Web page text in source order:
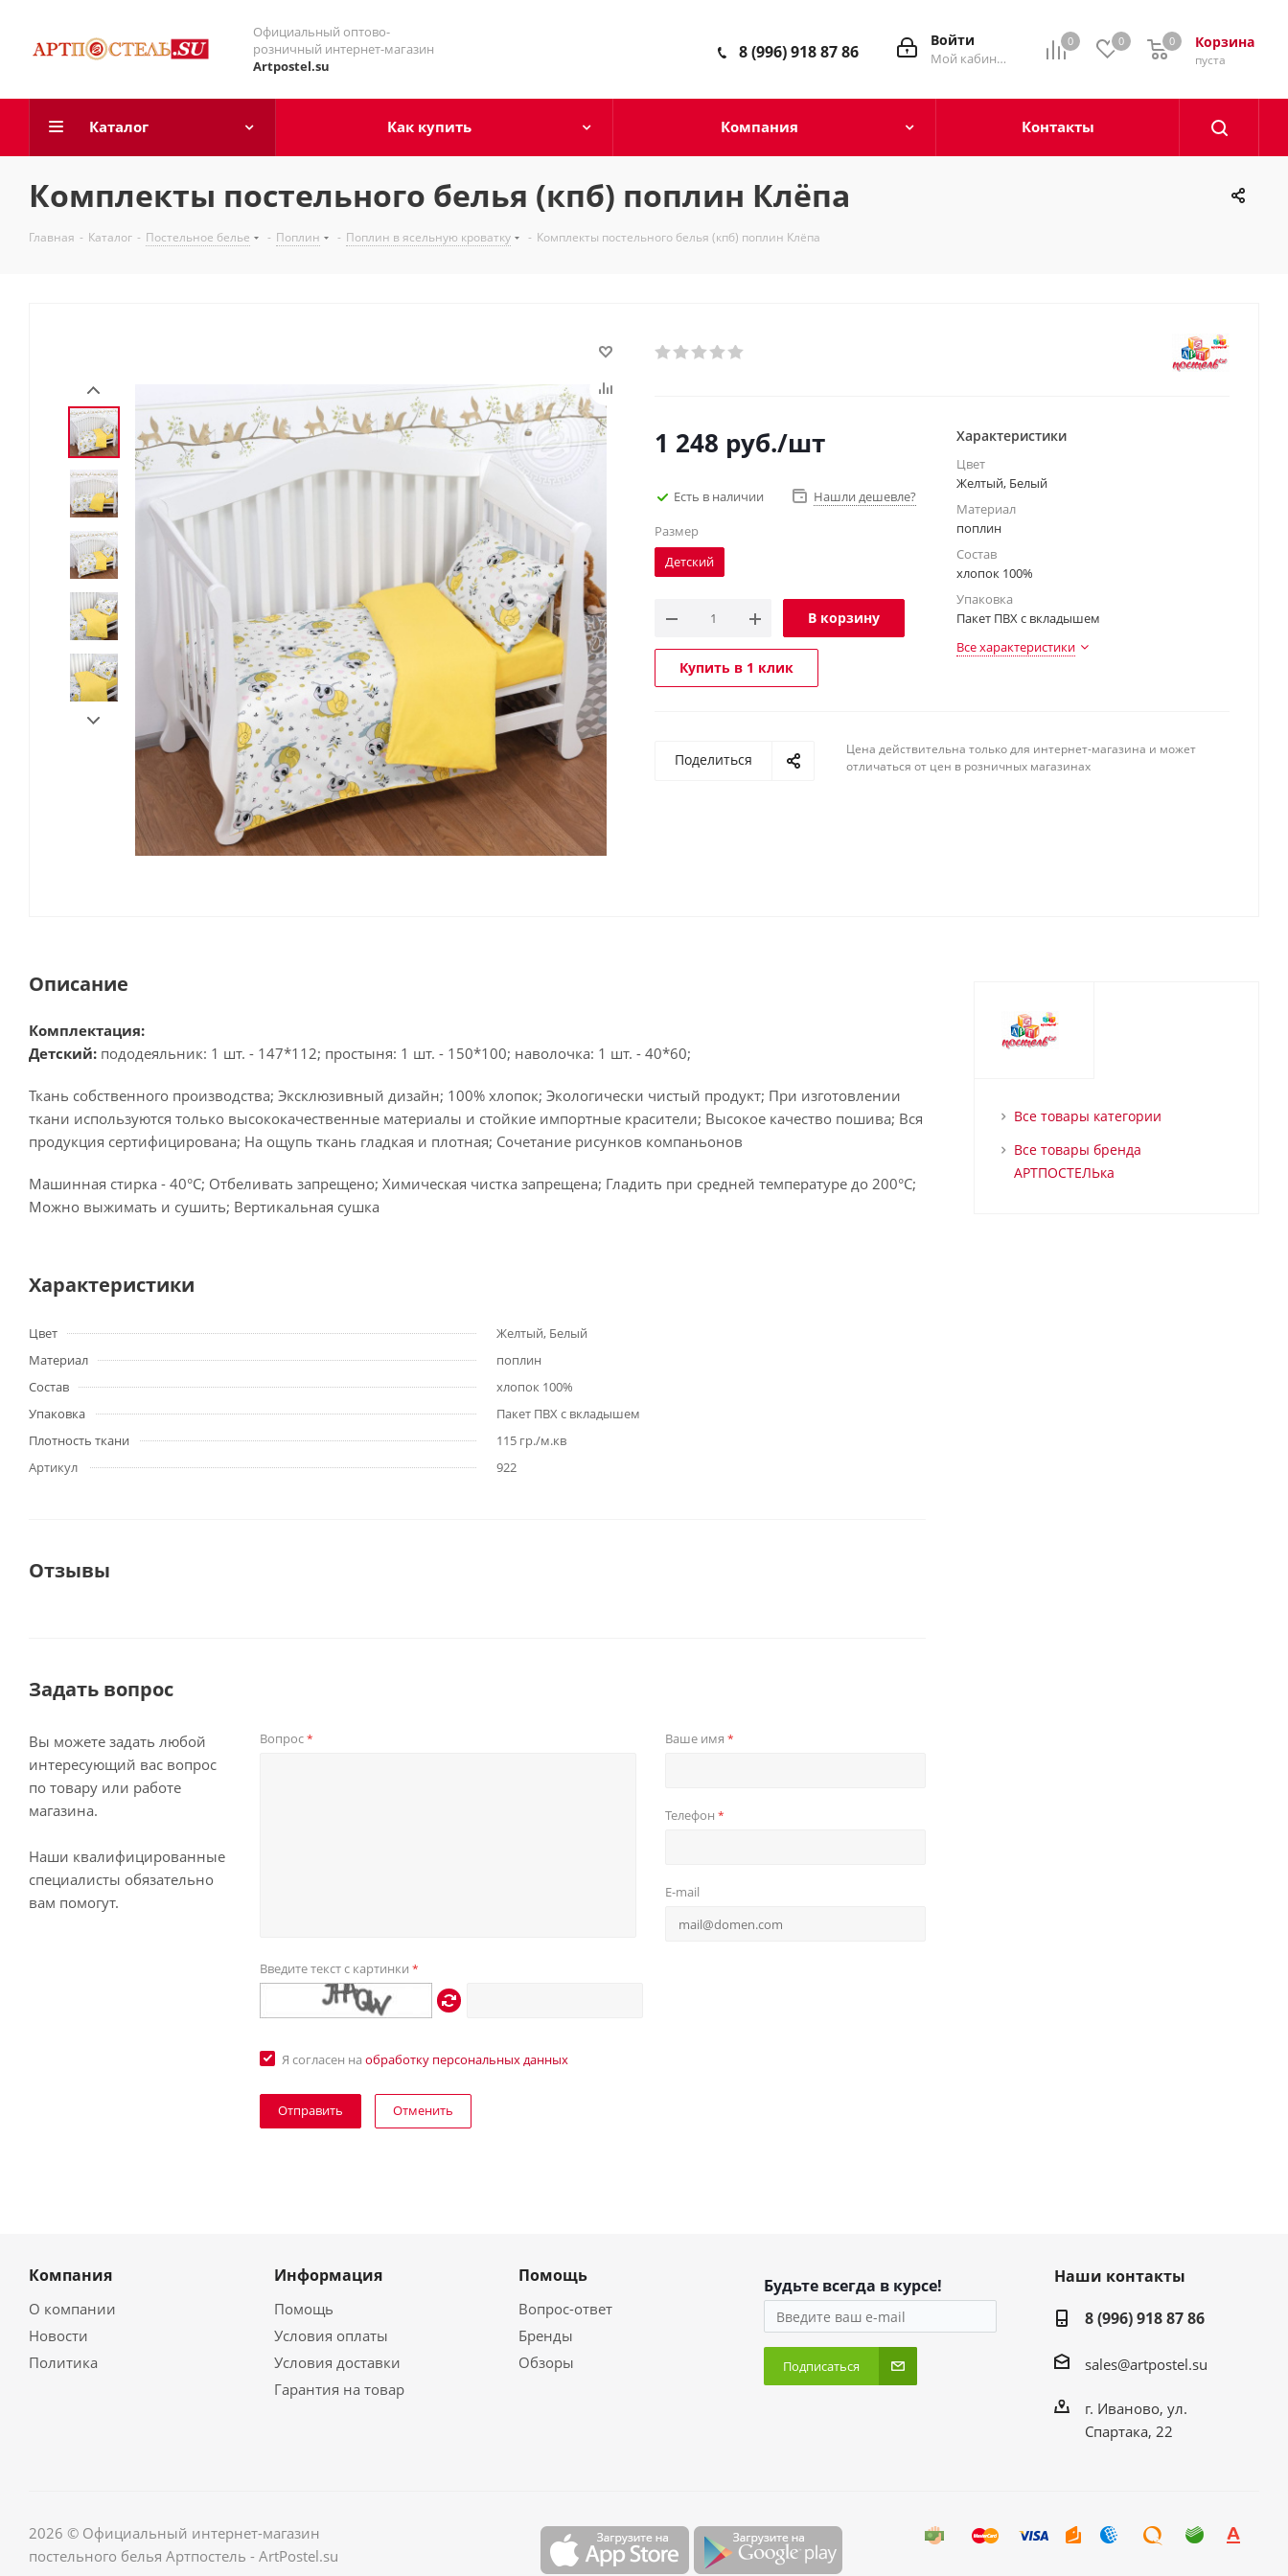
Официальный оптово-
розничный интернет-магазин
Artpostel.su
0 0 Корзина
0
пуста
0
Войти
Мой кабинет
8 (996) 918 87 86
Каталог Как купить Компания Контакты
Комплекты постельного белья (кпб) поплин Клёпа
Главная - Каталог - Постельное белье - Поплин - Поплин в ясельную кроватку - Комплекты постельного белья (кпб) поплин Клёпа
1 248 руб./шт
Есть в наличии
Нашли дешевле?
Размер
Детский
В корзину
Купить в 1 клик
Характеристики
Цвет
Желтый, Белый
Материал
поплин
Состав
хлопок 100%
Упаковка
Пакет ПВХ с вкладышем
Все характеристики
Поделиться
Цена действительна только для интернет-магазина и может
отличаться от цен в розничных магазинах
Описание
Комплектация:
Детский: пододеяльник: 1 шт. - 147*112; простыня: 1 шт. - 150*100; наволочка: 1 шт. - 40*60;
Ткань собственного производства; Эксклюзивный дизайн; 100% хлопок; Экологически чистый продукт; При изготовлении
ткани используются только высококачественные материалы и стойкие импортные красители; Высокое качество пошива; Вся
продукция сертифицирована; На ощупь ткань гладкая и плотная; Сочетание рисунков компаньонов
Машинная стирка - 40°C; Отбеливать запрещено; Химическая чистка запрещена; Гладить при средней температуре до 200°С;
Можно выжимать и сушить; Вертикальная сушка
Характеристики
Цвет
Желтый, Белый
Материал
поплин
Состав
хлопок 100%
Упаковка
Пакет ПВХ с вкладышем
Плотность ткани
115 гр./м.кв
Артикул
922
Отзывы
Задать вопрос
Вы можете задать любой
интересующий вас вопрос
по товару или работе
магазина.
Наши квалифицированные
специалисты обязательно
вам помогут.
Вопрос* Ваше имя *
Телефон *
E-mail
Введите текст с картинки*
Я согласен наобработку персональных данных
Отменить
Все товары категории
Все товары бренда
АРТПОСТЕЛЬка
Компания
О компании
Новости
Политика
Информация
Помощь
Условия оплаты
Условия доставки
Гарантия на товар
Помощь
Вопрос-ответ
Бренды
Обзоры
Будьте всегда в курсе!
Подписаться
Наши контакты
8 (996) 918 87 86
sales@artpostel.su
г. Иваново, ул.
Спартака, 22
2026 © Официальный интернет-магазин
постельного белья Артпостель - ArtPostel.su